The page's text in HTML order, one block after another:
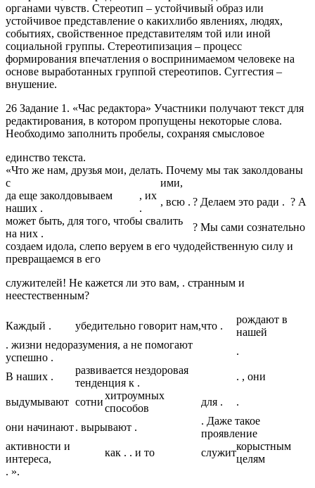
органами чувств. Стереотип – устойчивый образ или
устойчивое представление о какихлибо явлениях, людях,
событиях, свойственное представителям той или иной
социальной группы. Стереотипизация – процесс
формирования впечатления о воспринимаемом человеке на
основе выработанных группой стереотипов. Суггестия –
внушение.
26 Задание 1. «Час редактора» Участники получают текст для
редактирования, в котором пропущены некоторые слова.
Необходимо заполнить пробелы, сохраняя смысловое
единство текста.
«Что же нам, друзья мои, делать
с
. Почему мы так заколдованы
ими,
да еще заколдовываем
наших .
, их
.
, всю . ? Делаем это ради . ? А
может быть, для того, чтобы свалить
на них .
? Мы сами сознательно
создаем идола, слепо веруем в его чудодейственную силу и
превращаемся в его
служителей! Не кажется ли это вам, . странным и
неестественным?
Каждый . убедительно говорит нам,что .
рождают в
нашей
. жизни недоразумения, а не помогают
успешно .
.
В наших .
развивается нездоровая
тенденция к .
. , они
выдумывают сотни
хитроумных
способов
для . .
они начинают. вырывают .
. Даже такое
проявление
активности и
интереса,
как . . и то служит
корыстным
целям
. ».